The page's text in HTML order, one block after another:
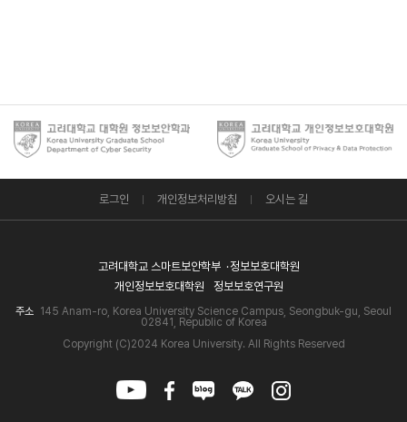
로그인 개인정보처리방침 오시는 길
고려대학교 스마트보안학부
정보보호대학원
개인정보보호대학원
정보보호연구원
주소 145 Anam-ro, Korea University Science Campus, Seongbuk-gu, Seoul
02841, Republic of Korea
Copyright (C)2024 Korea University. All Rights Reserved